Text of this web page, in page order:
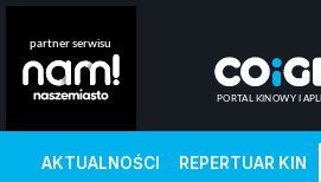
AKTUALNOŚCI REPERTUAR KIN